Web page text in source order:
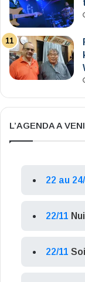
L’AGENDA A
22 au
22/11
22/11